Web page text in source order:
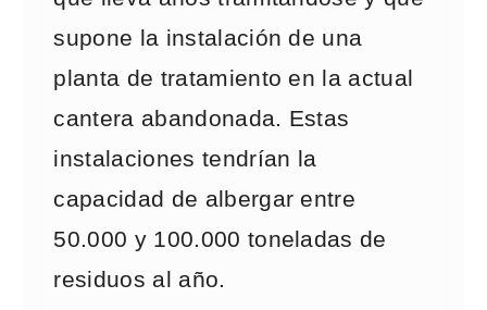
supone la instalación de una
planta de tratamiento en la actual
cantera abandonada. Estas
instalaciones tendrían la
capacidad de albergar entre
50.000 y 100.000 toneladas de
residuos al año.